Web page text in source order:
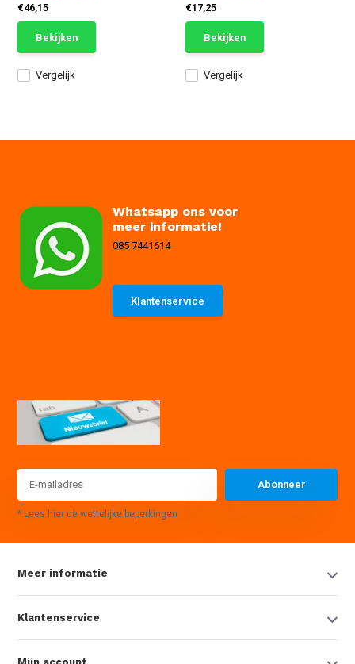
Vergelijk
€46,15
Bekijken
Vergelijk
€17,25
Bekijken
Whatsapp ons voor
meer informatie!
085 7441614
Klantenservice
Abonneer
* Lees hier de wettelijke beperkingen
Meer informatie
Klantenservice